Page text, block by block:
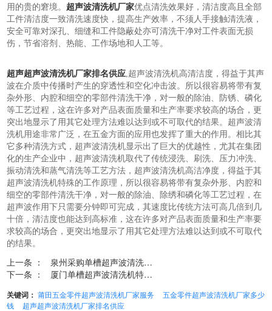
用的贵的窘境。 超声波清洗机厂家优点清洗效果好，清洁度高且全部
工件清洁度一致清洗速度快，提高生产效率，不须人手接触清洗液，
安全可靠对深孔、细缝和工件隐蔽处亦可清洗干净对工件表面无损
伤，节省溶剂、热能、工作场地和人工等。
超声超声波清洗机厂家排名供应,超声波清洗机高清洁度，得益于其声
波在介质中传播时产生的穿透性和空化冲击波。所以很容易将带有复
杂外形、内腔和细空的零部件清洗干净，对一般的除油、防锈、磷化
等工艺过程，这在许多对产品表面质量和生产率要求较高的场合，更
突出地显示了用其它处理方法难以达到或不可取代的结果。超声波清
洗机用途非常广泛，在五金方面的应用也发挥了重大的作用。相比其
它多种清洗方式，超声波清洗机显示出了巨大的优越性，尤其在集团
化的生产企业中，超声波清洗机取代了传统浸洗、刷洗、压力冲洗、
振动清洗和蒸气清洗等工艺方法，超声波清洗机高洁净度，得益于其
超声波清洗机特殊的工作原理，所以很容易将带有复杂外形、内腔和
细空的零部件清洗干净，对一般的除油、除绣和磷化等工艺过程，在
超声波作用下只需要分钟即可完成，其速度比传统方法可高几倍到几
十倍，清洁度也能达到高标准，这在许多对产品表面质量和生产率要
求较高的场合，更突出地显示了用其它处理方法难以达到或不可取代
的结果。
上一条 ：
泉州采购单槽超声波清洗机多少钱
下一条 ：
厦门单槽超声波清洗机特点...
关键词：莆田五金零件超声波清洗机厂家服务
五金零件超声波清洗机厂家多少
钱
超声超声波清洗机厂家排名供应